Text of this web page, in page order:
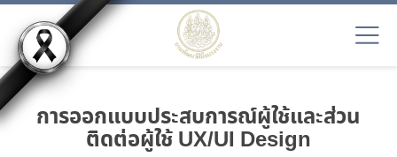
การออกแบบประสบการณ์ผู้ใช้และส่วน
ติดต่อผู้ใช้ UX/UI Design